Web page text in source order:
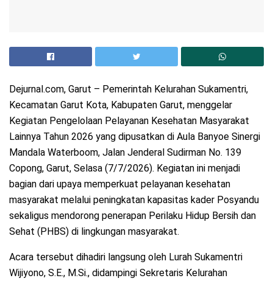
Dejurnal.com, Garut – Pemerintah Kelurahan Sukamentri,
Kecamatan Garut Kota, Kabupaten Garut, menggelar
Kegiatan Pengelolaan Pelayanan Kesehatan Masyarakat
Lainnya Tahun 2026 yang dipusatkan di Aula Banyoe Sinergi
Mandala Waterboom, Jalan Jenderal Sudirman No. 139
Copong, Garut, Selasa (7/7/2026). Kegiatan ini menjadi
bagian dari upaya memperkuat pelayanan kesehatan
masyarakat melalui peningkatan kapasitas kader Posyandu
sekaligus mendorong penerapan Perilaku Hidup Bersih dan
Sehat (PHBS) di lingkungan masyarakat.
Acara tersebut dihadiri langsung oleh Lurah Sukamentri
Wijiyono, S.E., M.Si., didampingi Sekretaris Kelurahan